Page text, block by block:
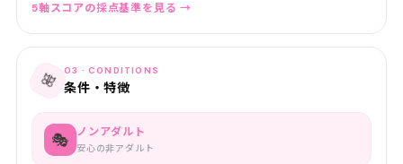
5軸スコアの採点基準を見る →
🎀 03 · CONDITIONS
条件・特徴
🎭 ノンアダルト
安心の非アダルト